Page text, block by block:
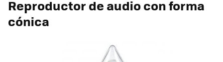
Reproductor de audio con forma
cónica